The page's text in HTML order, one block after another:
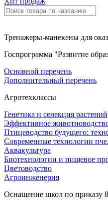
Тренажеры-манекены для
Госпрограмма "Развитие
Основной перечень
Дополнительный перечень
Агротехклассы
Генетика и селекция растений
Эффективное
Птицеводство будущего:
Современные технологии
Аквакультура
Биотехнологии и пищевое
Цветоводство
Агроинженерия
Оснащение школ по приказу